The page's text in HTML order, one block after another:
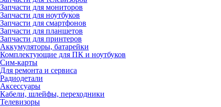
Запчасти для мониторов
Запчасти для ноутбуков
Запчасти для смартфонов
Запчасти для планшетов
Запчасти для принтеров
Аккумуляторы, батарейки
Комплектующие для ПК и ноутбуков
Сим-карты
Для ремонта и сервиса
Радиодетали
Аксессуары
Кабели, шлейфы, переходники
Телевизоры